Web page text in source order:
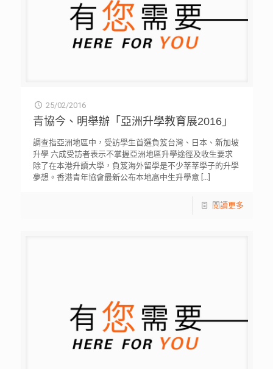
25/02/2016
青協今、明舉辦「亞洲升學教育展2016」
調查指亞洲地區中，受訪學生首選負笈台灣、日本、新加坡
升學 六成受訪者表示不掌握亞洲地區升學途徑及收生要求
除了在本港升讀大學，負笈海外留學是不少莘莘學子的升學
夢想。香港青年協會最新公布本地高中生升學意
閱讀更多